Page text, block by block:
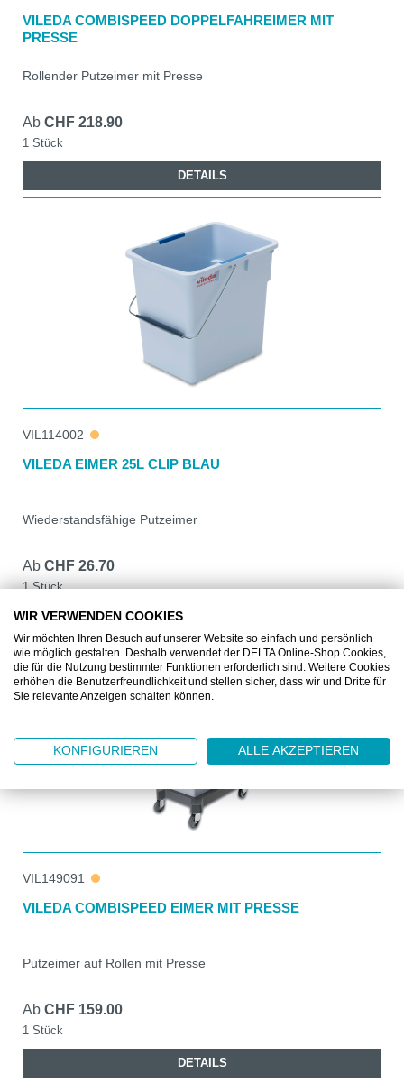
VILEDA COMBISPEED DOPPELFAHREIMER MIT
PRESSE
Rollender Putzeimer mit Presse
Ab CHF 218.90
1 Stück
DETAILS
VIL114002
VILEDA EIMER 25L CLIP BLAU
Wiederstandsfähige Putzeimer
Ab CHF 26.70
1 Stück
DETAILS
VIL149091
VILEDA COMBISPEED EIMER MIT PRESSE
Putzeimer auf Rollen mit Presse
Ab CHF 159.00
1 Stück
DETAILS
WIR VERWENDEN COOKIES
Wir möchten Ihren Besuch auf unserer Website so einfach und persönlich
wie möglich gestalten. Deshalb verwendet der DELTA Online-Shop Cookies,
die für die Nutzung bestimmter Funktionen erforderlich sind. Weitere Cookies
erhöhen die Benutzerfreundlichkeit und stellen sicher, dass wir und Dritte für
Sie relevante Anzeigen schalten können.
KONFIGURIEREN ALLE AKZEPTIEREN